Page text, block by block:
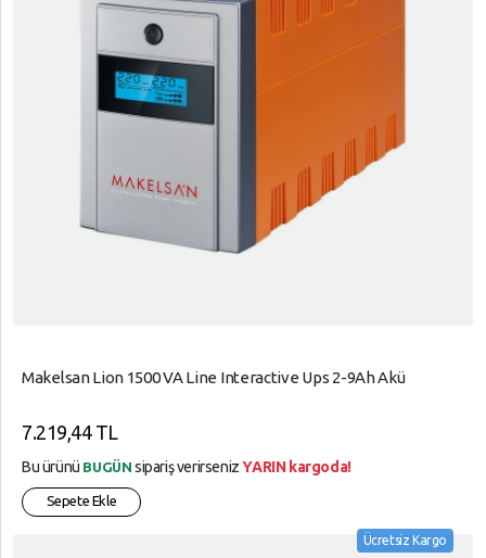
Makelsan Lion 1500 VA Line Interactive Ups 2-9Ah Akü
7.219,44 TL
Bu ürünü BUGÜN sipariş verirsenizYARIN kargoda!
Sepete Ekle
Ücretsiz Kargo